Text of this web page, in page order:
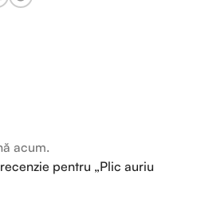
acum.
pentru „Plic auriu